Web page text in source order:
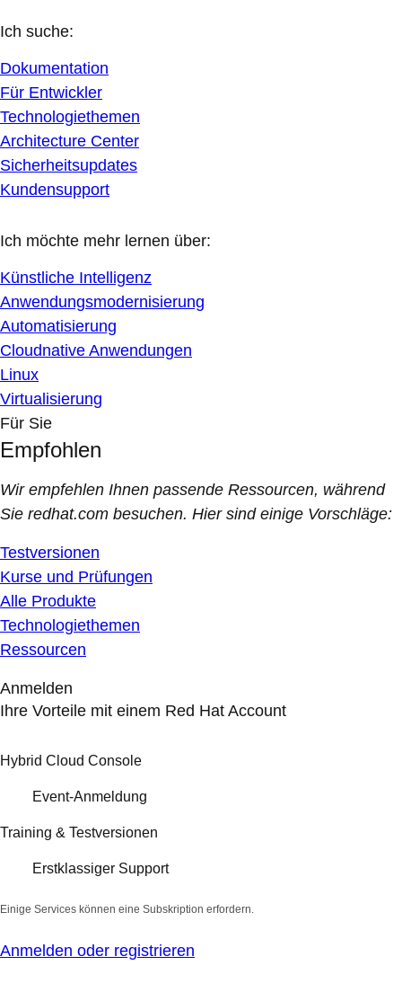
Ich suche:
Dokumentation
Für Entwickler
Technologiethemen
Architecture Center
Sicherheitsupdates
Kundensupport
Ich möchte mehr lernen über:
Künstliche Intelligenz
Anwendungsmodernisierung
Automatisierung
Cloudnative Anwendungen
Linux
Virtualisierung
Für Sie
Empfohlen
Wir empfehlen Ihnen passende Ressourcen, während
Sie redhat.com besuchen. Hier sind einige Vorschläge:
Testversionen
Kurse und Prüfungen
Alle Produkte
Technologiethemen
Ressourcen
Anmelden
Ihre Vorteile mit einem Red Hat Account
Hybrid Cloud Console
Event-Anmeldung
Training & Testversionen
Erstklassiger Support
Einige Services können eine Subskription erfordern.
Anmelden oder registrieren